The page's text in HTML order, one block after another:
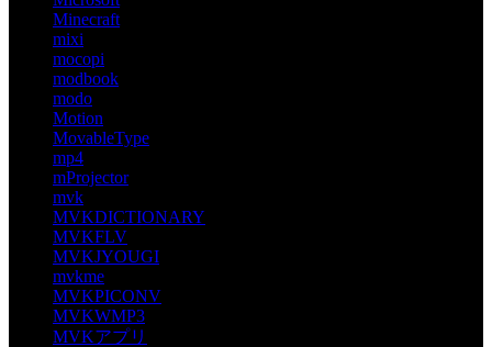
Minecraft
mixi
mocopi
modbook
modo
Motion
MovableType
mp4
mProjector
mvk
MVKDICTIONARY
MVKFLV
MVKJYOUGI
mvkme
MVKPICONV
MVKWMP3
MVKアプリ